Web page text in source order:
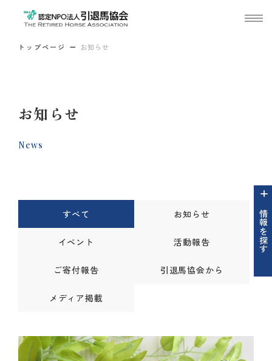
トップページ お知らせ
お知らせ
News
情報を探す
すべて お知らせ
イベント 活動報告
ご寄付報告 引退馬協会から
メディア掲載